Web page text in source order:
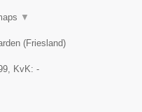
▼
(Friesland)
, KvK: -